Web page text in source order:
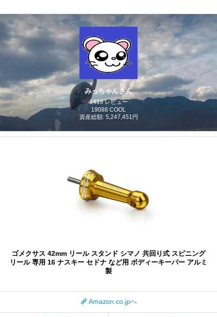
みっちゃんさん
1419 レビュー
19088 COOL
資産総額: 5,247,451円
ゴメクサス 42mm リール スタンド シマノ 共回り式 スピニング
リール 専用 16 ナスキー セドナ など用 ボディーキーパー アルミ
製
Amazon.co.jpへ